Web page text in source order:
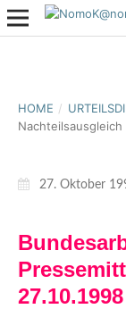
HOME /
27. Oktober
27.10.1998